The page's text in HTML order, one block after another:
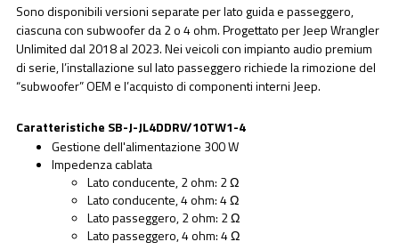
Sono disponibili versioni separate per lato guida e passeggero,
ciascuna con subwoofer da 2 o 4 ohm. Progettato per Jeep Wrangler
Unlimited dal 2018 al 2023. Nei veicoli con impianto audio premium
di serie, l’installazione sul lato passeggero richiede la rimozione del
“subwoofer” OEM e l’acquisto di componenti interni Jeep.
Caratteristiche SB-J-JL4DDRV/10TW1-4
Gestione dell'alimentazione 300 W
Impedenza cablata
Lato conducente, 2 ohm: 2 Ω
Lato conducente, 4 ohm: 4 Ω
Lato passeggero, 2 ohm: 2 Ω
Lato passeggero, 4 ohm: 4 Ω